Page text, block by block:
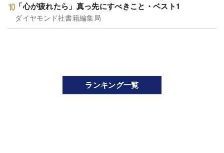
「心が疲れたら」真っ先にすべきこと・ベスト1
ダイヤモンド社書籍編集局
ランキング一覧